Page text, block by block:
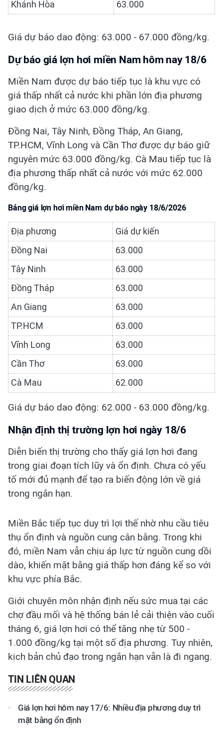
Khánh Hòa 63.000
Giá dự báo dao động: 63.000 - 67.000 đồng/kg.
Dự báo giá lợn hơi miền Nam hôm nay 18/6
Miền Nam được dự báo tiếp tục là khu vực có
giá thấp nhất cả nước khi phần lớn địa phương
giao dịch ở mức 63.000 đồng/kg.
Đồng Nai, Tây Ninh, Đồng Tháp, An Giang,
TP.HCM, Vĩnh Long và Cần Thơ được dự báo giữ
nguyên mức 63.000 đồng/kg. Cà Mau tiếp tục là
địa phương thấp nhất cả nước với mức 62.000
đồng/kg.
Bảng giá lợn hơi miền Nam dự báo ngày 18/6/2026
Địa phương
Giá dự kiến
Đồng Nai
63.000
Tây Ninh
63.000
Đồng Tháp
63.000
An Giang
63.000
TP.HCM
63.000
Vĩnh Long
63.000
Cần Thơ
63.000
Cà Mau
62.000
Giá dự báo dao động: 62.000 - 63.000 đồng/kg.
Nhận định thị trường lợn hơi ngày 18/6
Diễn biến thị trường cho thấy giá lợn hơi đang
trong giai đoạn tích lũy và ổn định. Chưa có yếu
tố mới đủ mạnh để tạo ra biến động lớn về giá
trong ngắn hạn.
Miền Bắc tiếp tục duy trì lợi thế nhờ nhu cầu tiêu
thụ ổn định và nguồn cung cân bằng. Trong khi
đó, miền Nam vẫn chịu áp lực từ nguồn cung dồi
dào, khiến mặt bằng giá thấp hơn đáng kể so với
khu vực phía Bắc.
Giới chuyên môn nhận định nếu sức mua tại các
chợ đầu mối và hệ thống bán lẻ cải thiện vào cuối
tháng 6, giá lợn hơi có thể tăng nhẹ từ 500 -
1.000 đồng/kg tại một số địa phương. Tuy nhiên,
kịch bản chủ đạo trong ngắn hạn vẫn là đi ngang.
TIN LIÊN QUAN
Giá lợn hơi hôm nay 17/6: Nhiều địa phương duy trì
mặt bằng ổn định